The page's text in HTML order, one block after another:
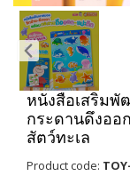
หนังสือเสริม
กระดานดึงออ
สัตว์ทะเล
Product code: